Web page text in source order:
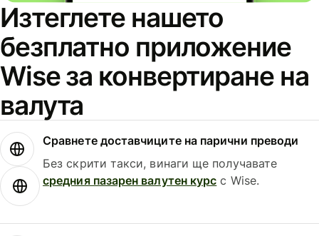
Изтеглете нашето
безплатно приложение
Wise за конвертиране на
валута
Сравнете доставчиците на парични преводи
Без скрити такси, винаги ще получавате
средния пазарен валутен курс с Wise.